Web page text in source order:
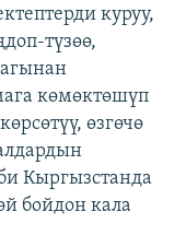
куруу,
түзөө,
көмөктөшүп
өзгөчө
Кыргызстанда
бойдон кала